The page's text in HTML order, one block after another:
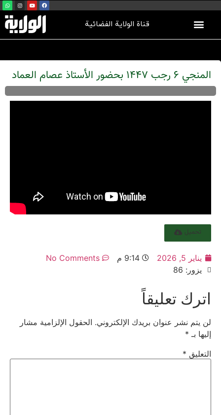
قناة الولاية الفضائية
المنجي 6 رجب 1447 بحضور الأستاذ عصام العماد
تحميل
يناير 5, 2026 9:14 م
No Comments
يزور: 86
اترك تعليقاً
لن يتم نشر عنوان بريدك الإلكتروني. الحقول الإلزامية مشار
إليها بـ *
التعليق *